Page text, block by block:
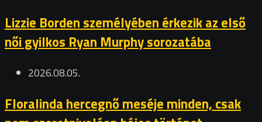
Lizzie Borden személyében érkezik az első
női gyilkos Ryan Murphy sorozatába
2026.08.05.
Floralinda hercegnő meséje minden, csak